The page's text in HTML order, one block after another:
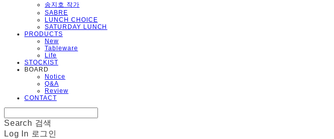
송지호 작가
SABRE
LUNCH CHOICE
SATURDAY LUNCH
PRODUCTS
New
Tableware
Life
STOCKIST
BOARD
Notice
Q&A
Review
CONTACT
Search 검색
Log In 로그인